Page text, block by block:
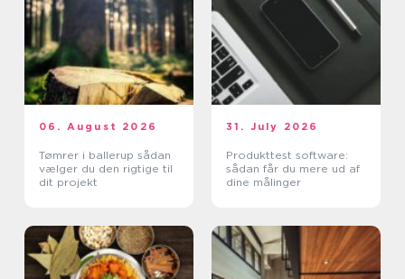
06. August 2026
Tømrer i ballerup sådan
vælger du den rigtige til
dit projekt
31. July 2026
Produkttest software:
sådan får du mere ud af
dine målinger